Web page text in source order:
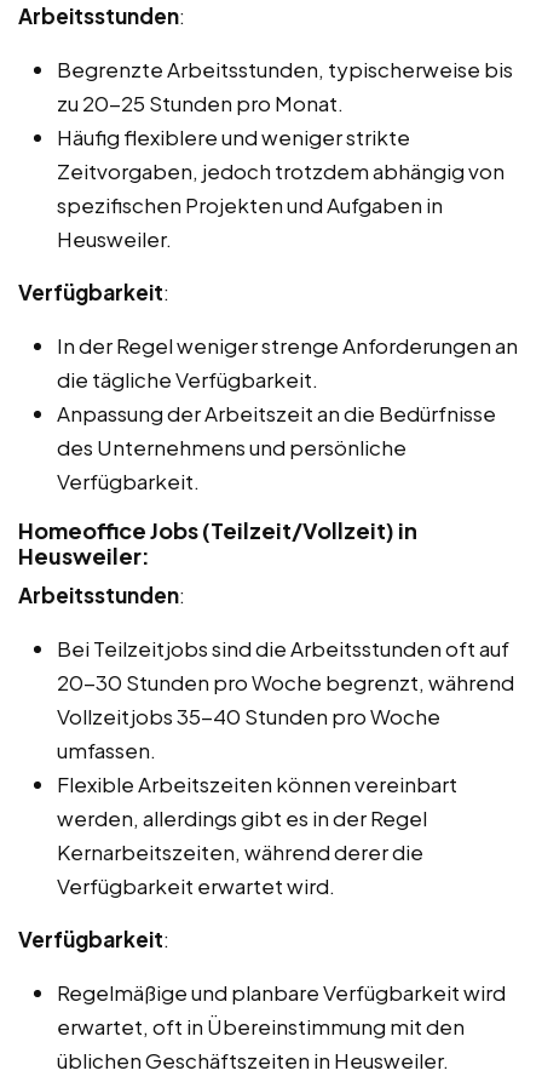
Arbeitsstunden:
Begrenzte Arbeitsstunden, typischerweise bis
zu 20-25 Stunden pro Monat.
Häufig flexiblere und weniger strikte
Zeitvorgaben, jedoch trotzdem abhängig von
spezifischen Projekten und Aufgaben in
Heusweiler.
Verfügbarkeit:
In der Regel weniger strenge Anforderungen an
die tägliche Verfügbarkeit.
Anpassung der Arbeitszeit an die Bedürfnisse
des Unternehmens und persönliche
Verfügbarkeit.
Homeoffice Jobs (Teilzeit/Vollzeit) in
Heusweiler:
Arbeitsstunden:
Bei Teilzeitjobs sind die Arbeitsstunden oft auf
20-30 Stunden pro Woche begrenzt, während
Vollzeitjobs 35-40 Stunden pro Woche
umfassen.
Flexible Arbeitszeiten können vereinbart
werden, allerdings gibt es in der Regel
Kernarbeitszeiten, während derer die
Verfügbarkeit erwartet wird.
Verfügbarkeit:
Regelmäßige und planbare Verfügbarkeit wird
erwartet, oft in Übereinstimmung mit den
üblichen Geschäftszeiten in Heusweiler.